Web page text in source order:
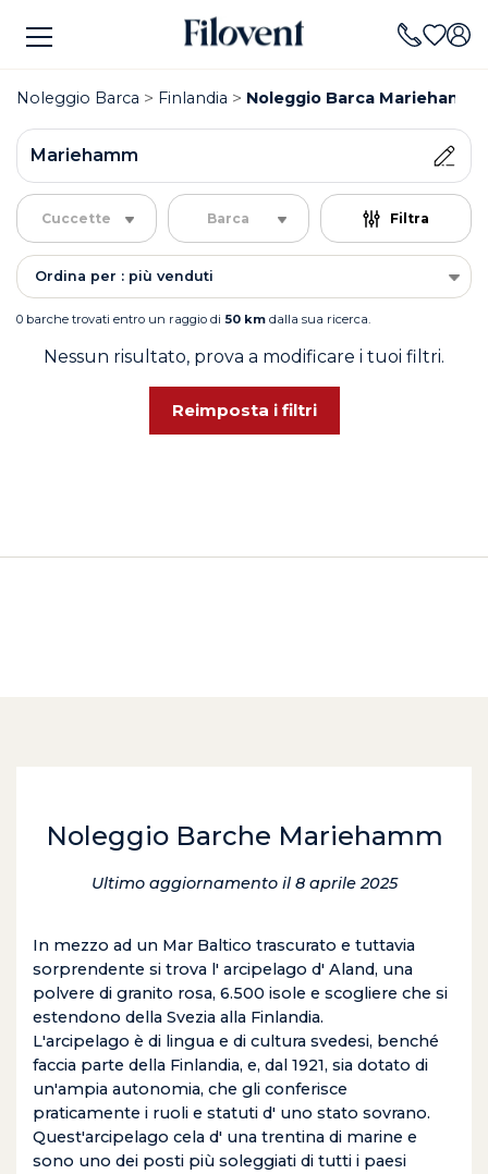
Noleggio Barca Finlandia Noleggio Barca Mariehamm
Mariehamm
Cuccette Barca Filtra
Ordina per : più venduti
0 barche trovati entro un raggio di 50 km dalla sua ricerca.
Nessun risultato, prova a modificare i tuoi filtri.
Reimposta i filtri
Noleggio Barche Mariehamm
Ultimo aggiornamento il 8 aprile 2025
In mezzo ad un Mar Baltico trascurato e tuttavia
sorprendente si trova l' arcipelago d' Aland, una
polvere di granito rosa, 6.500 isole e scogliere che si
estendono della Svezia alla Finlandia.
L'arcipelago è di lingua e di cultura svedesi, benché
faccia parte della Finlandia, e, dal 1921, sia dotato di
un'ampia autonomia, che gli conferisce
praticamente i ruoli e statuti d' uno stato sovrano.
Quest'arcipelago cela d' una trentina di marine e
sono uno dei posti più soleggiati di tutti i paesi